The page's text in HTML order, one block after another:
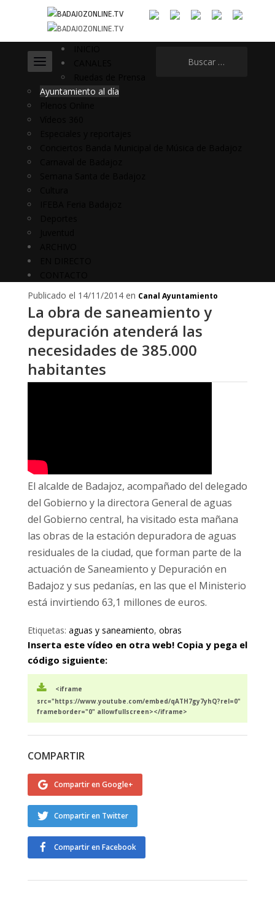
Ayuntamiento al día
Publicado el 14/11/2014 en Canal Ayuntamiento
La obra de saneamiento y
depuración atenderá las
necesidades de 385.000
habitantes
El alcalde de Badajoz, acompañado del delegado
del Gobierno y la directora General de aguas
del Gobierno central, ha visitado esta mañana
las obras de la estación depuradora de aguas
residuales de la ciudad, que forman parte de la
actuación de Saneamiento y Depuración en
Badajoz y sus pedanías, en las que el Ministerio
está invirtiendo 63,1 millones de euros.
Etiquetas: aguas y saneamiento, obras
Inserta este vídeo en otra web! Copia y pega el
código siguiente:
<iframe
src="https://www.youtube.com/embed/qATH7gy7yhQ?rel=0"
frameborder="0" allowfullscreen></iframe>
COMPARTIR
Compartir en Google+
Compartir en Twitter
Compartir en Facebook